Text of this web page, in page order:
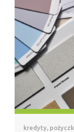
kredyty,